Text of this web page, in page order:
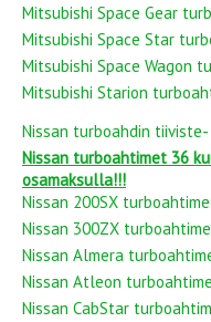
Mitsubishi Space Gear
Mitsubishi Space Star
Mitsubishi Space Wagon
Mitsubishi Starion
Nissan turboahdin
Nissan turboahtimet 36
osamaksulla!!!
Nissan 200SX
Nissan 300ZX
Nissan Almera
Nissan Atleon
Nissan CabStar